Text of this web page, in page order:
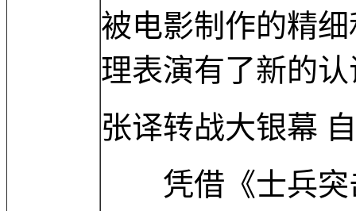
被电影制作的精
理表演有了新的认
张译转战大银幕
凭借《士兵突